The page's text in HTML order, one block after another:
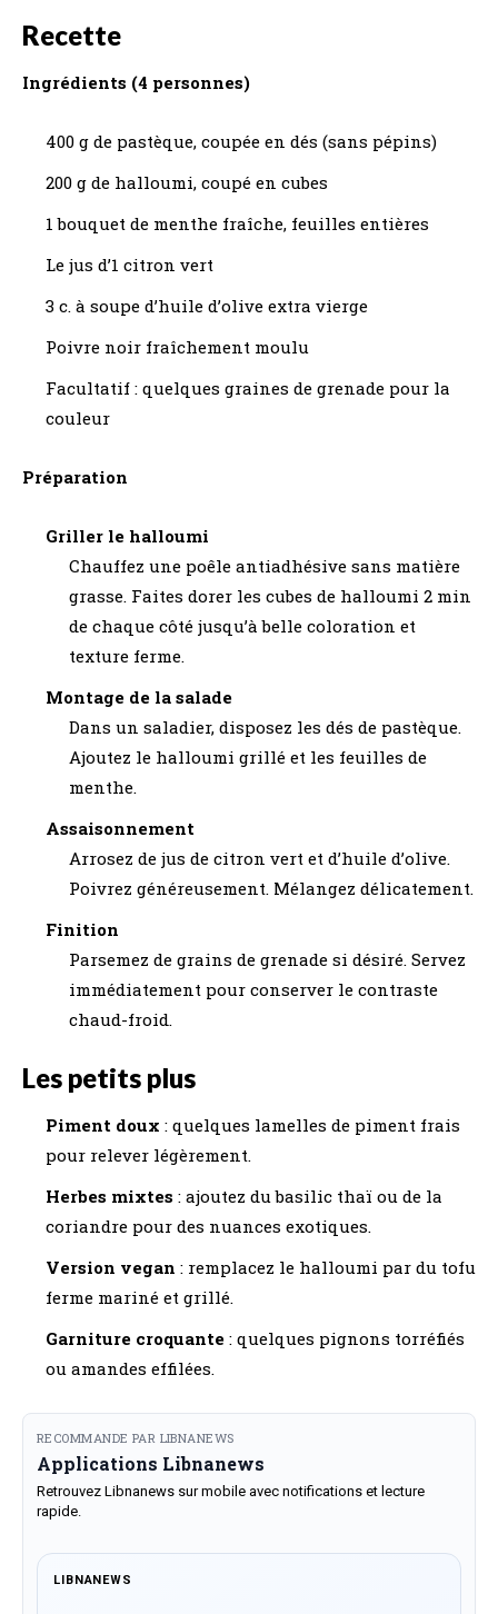
Recette
Ingrédients (4 personnes)
400 g de pastèque, coupée en dés (sans pépins)
200 g de halloumi, coupé en cubes
1 bouquet de menthe fraîche, feuilles entières
Le jus d’1 citron vert
3 c. à soupe d’huile d’olive extra vierge
Poivre noir fraîchement moulu
Facultatif : quelques graines de grenade pour la
couleur
Préparation
Griller le halloumi
Chauffez une poêle antiadhésive sans matière
grasse. Faites dorer les cubes de halloumi 2 min
de chaque côté jusqu’à belle coloration et
texture ferme.
Montage de la salade
Dans un saladier, disposez les dés de pastèque.
Ajoutez le halloumi grillé et les feuilles de
menthe.
Assaisonnement
Arrosez de jus de citron vert et d’huile d’olive.
Poivrez généreusement. Mélangez délicatement.
Finition
Parsemez de grains de grenade si désiré. Servez
immédiatement pour conserver le contraste
chaud-froid.
Les petits plus
Piment doux : quelques lamelles de piment frais
pour relever légèrement.
Herbes mixtes : ajoutez du basilic thaï ou de la
coriandre pour des nuances exotiques.
Version vegan : remplacez le halloumi par du tofu
ferme mariné et grillé.
Garniture croquante : quelques pignons torréfiés
ou amandes effilées.
RECOMMANDE PAR LIBNANEWS
Applications Libnanews
Retrouvez Libnanews sur mobile avec notifications et lecture
rapide.
LIBNANEWS